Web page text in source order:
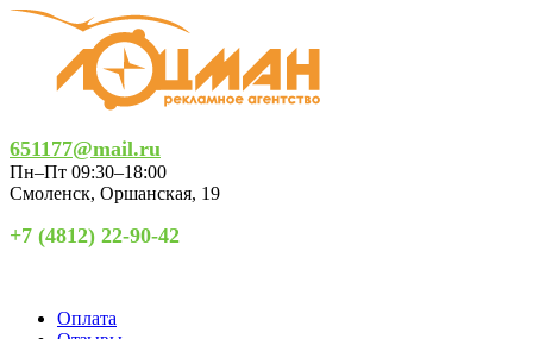
651177@mail.ru
Пн–Пт 09:30–18:00
Смоленск, Оршанская, 19
+7 (4812) 22-90-42
Оплата